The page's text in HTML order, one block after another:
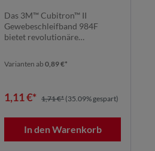
Gewebeschleifband |
7100044211
Das 3M™ Cubitron™ II
Gewebeschleifband 984F
bietet revolutionäre
Varianten ab 0,89 €*
1,11 €* 1,71 €* (35.09% gespart)
In den Warenkorb